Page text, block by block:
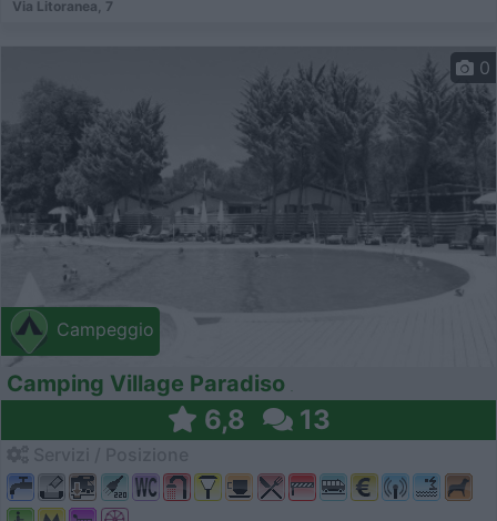
Via Litoranea, 7
Campeggio
0
Camping Village Paradiso
6,8 13